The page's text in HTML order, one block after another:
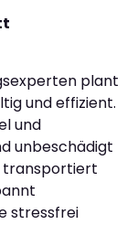
plant
und effizient.
und
unbeschädigt
transportiert
stressfrei